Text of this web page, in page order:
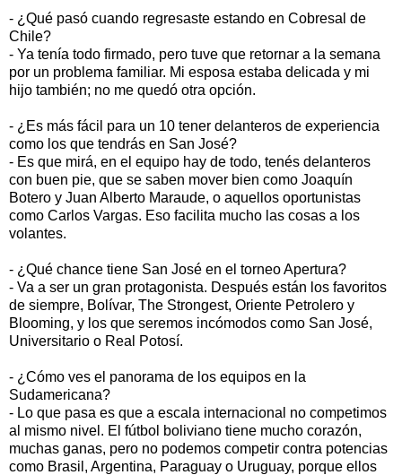
- ¿Qué pasó cuando regresaste estando en Cobresal de
Chile?
- Ya tenía todo firmado, pero tuve que retornar a la semana
por un problema familiar. Mi esposa estaba delicada y mi
hijo también; no me quedó otra opción.
- ¿Es más fácil para un 10 tener delanteros de experiencia
como los que tendrás en San José?
- Es que mirá, en el equipo hay de todo, tenés delanteros
con buen pie, que se saben mover bien como Joaquín
Botero y Juan Alberto Maraude, o aquellos oportunistas
como Carlos Vargas. Eso facilita mucho las cosas a los
volantes.
- ¿Qué chance tiene San José en el torneo Apertura?
- Va a ser un gran protagonista. Después están los favoritos
de siempre, Bolívar, The Strongest, Oriente Petrolero y
Blooming, y los que seremos incómodos como San José,
Universitario o Real Potosí.
- ¿Cómo ves el panorama de los equipos en la
Sudamericana?
- Lo que pasa es que a escala internacional no competimos
al mismo nivel. El fútbol boliviano tiene mucho corazón,
muchas ganas, pero no podemos competir contra potencias
como Brasil, Argentina, Paraguay o Uruguay, porque ellos